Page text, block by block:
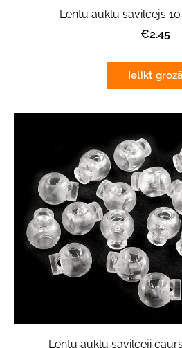
Lentu auklu savilcējs
€2.45
Ielikt grozā
Lentu auklu savilcēji